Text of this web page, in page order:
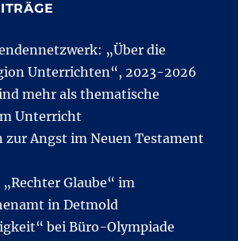
„Über die
Unterrichten“, 2023-2026
mehr als thematische
Unterricht
zur Angst im Neuen Testament
Glaube“ im
in Detmold
bei Büro-Olympiade